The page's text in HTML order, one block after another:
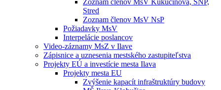
Zoznam členov MsV Kukučínova, SNP,
Stred
Zoznam členov MsV NsP
Požiadavky MsV
Interpelácie poslancov
Video-záznamy MsZ v Ilave
Zápisnice a uznesenia mestského zastupiteľstva
Projekty EÚ a investície mesta Ilava
Projekty mesta EU
Zvýšenie kapacít infraštruktúry budovy